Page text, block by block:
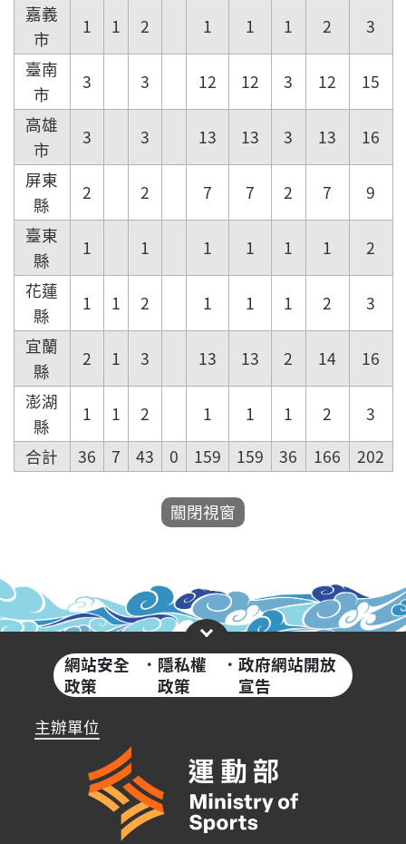
嘉義
市
1 1 2 1 1 1 2
3
臺南
市
3 3 12 12 3 12
15
高雄
市
3 3 13 13 3 13
16
屏東
縣
2 2 7 7 2 7
9
臺東
縣
1 1 1 1 1 1
2
花蓮
縣
1 1 2 1 1 1 2
3
宜蘭
縣
2 1 3 13 13 2 14
16
澎湖
縣
1 1 2 1 1 1 2
3
合計
36 7 43 0 159 159 36 166 202
網站安全
政策
· 隱私權
政策
·政府網站開放
宣告
主辦單位